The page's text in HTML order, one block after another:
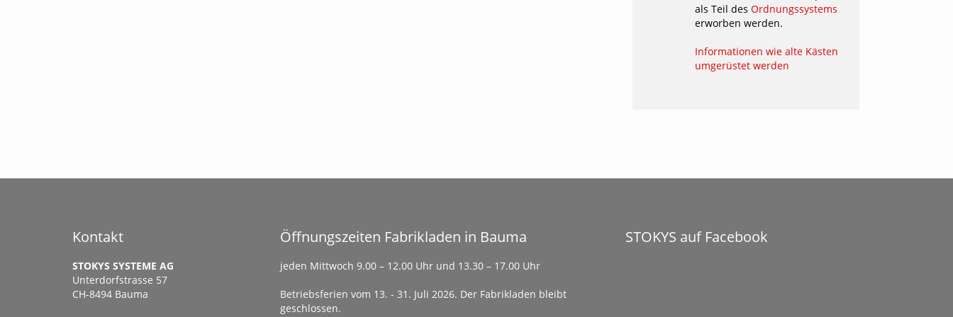
als Teil desOrdnungssystems
erworben werden.
Informationen wie alte Kästen
umgerüstet werden
Kontakt
STOKYS SYSTEME AG
Unterdorfstrasse 57
CH-8494 Bauma
Öffnungszeiten Fabrikladen in Bauma
jeden Mittwoch 9.00 – 12.00 Uhr und 13.30 – 17.00 Uhr
Betriebsferien vom 13. - 31. Juli 2026. Der Fabrikladen bleibt
geschlossen.
STOKYS auf Facebook